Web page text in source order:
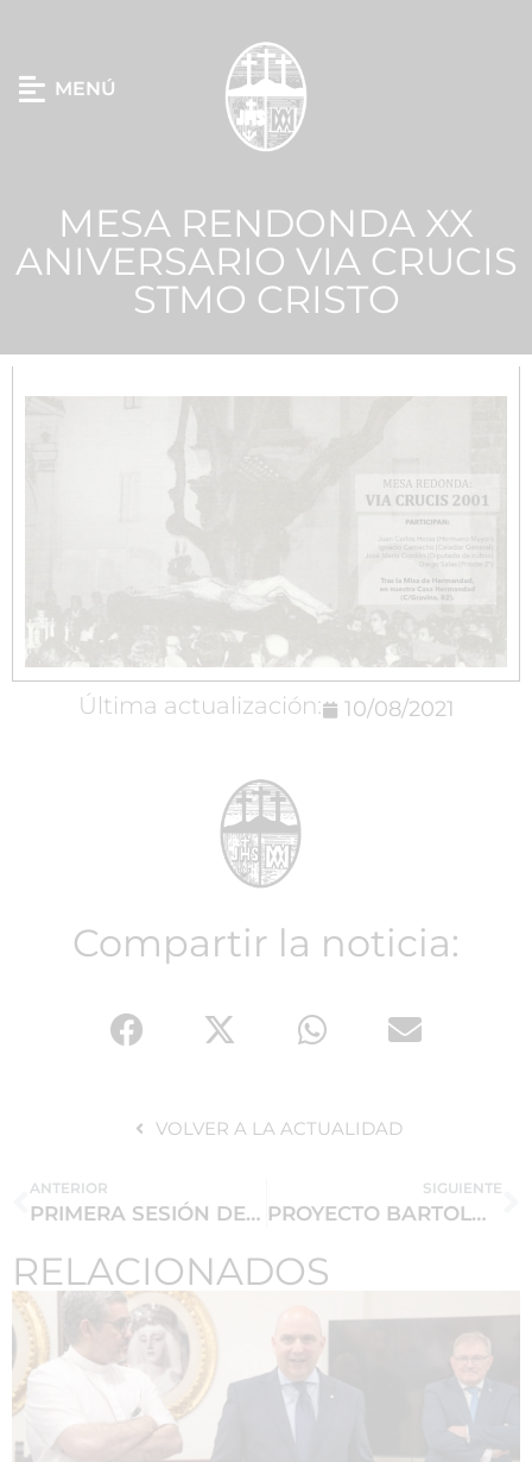
MENÚ
MESA RENDONDA XX
ANIVERSARIO VIA CRUCIS
STMO CRISTO
Última actualización: 10/08/2021
Compartir la noticia:
VOLVER A LA ACTUALIDAD
ANTERIOR
PRIMERA SESIÓN DE FORMACIÓN CURSO 2021-22
SIGUIENTE
PROYECTO BARTOLOME BLANCO
RELACIONADOS